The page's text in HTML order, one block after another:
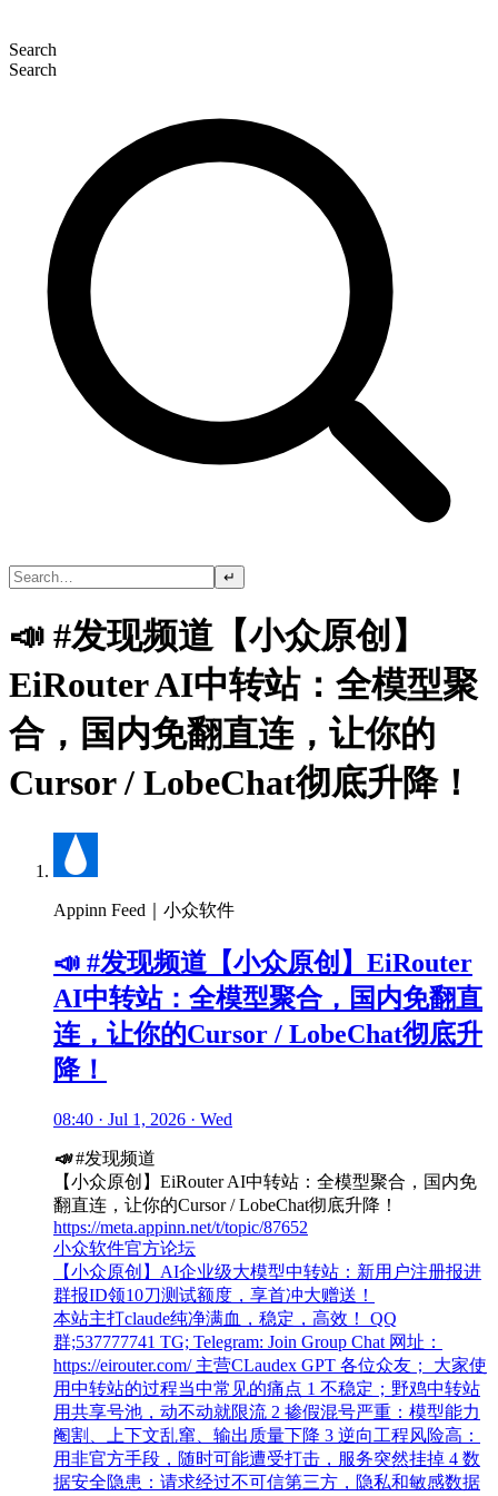
Search
Search
↵
📣 #发现频道【小众原创】
EiRouter AI中转站：全模型聚
合，国内免翻直连，让你的
Cursor / LobeChat彻底升降！
Appinn Feed｜小众软件
📣 #发现频道【小众原创】EiRouter
AI中转站：全模型聚合，国内免翻直
连，让你的Cursor / LobeChat彻底升
降！
08:40 · Jul 1, 2026 · Wed
📣#发现频道
【小众原创】EiRouter AI中转站：全模型聚合，国内免
翻直连，让你的Cursor / LobeChat彻底升降！
https://meta.appinn.net/t/topic/87652
小众软件官方论坛
【小众原创】AI企业级大模型中转站：新用户注册报进
群报ID领10刀测试额度，享首冲大赠送！
本站主打claude纯净满血，稳定，高效！ QQ
群;537777741 TG; Telegram: Join Group Chat 网址：
https://eirouter.com/ 主营CLaudex GPT 各位众友； 大家使
用中转站的过程当中常见的痛点 1 不稳定；野鸡中转站
用共享号池，动不动就限流 2 掺假混号严重：模型能力
阉割、上下文乱窜、输出质量下降 3 逆向工程风险高：
用非官方手段，随时可能遭受打击，服务突然挂掉 4 数
据安全隐患：请求经过不可信第三方，隐私和敏感数据